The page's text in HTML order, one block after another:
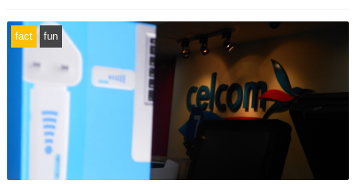
fact fun